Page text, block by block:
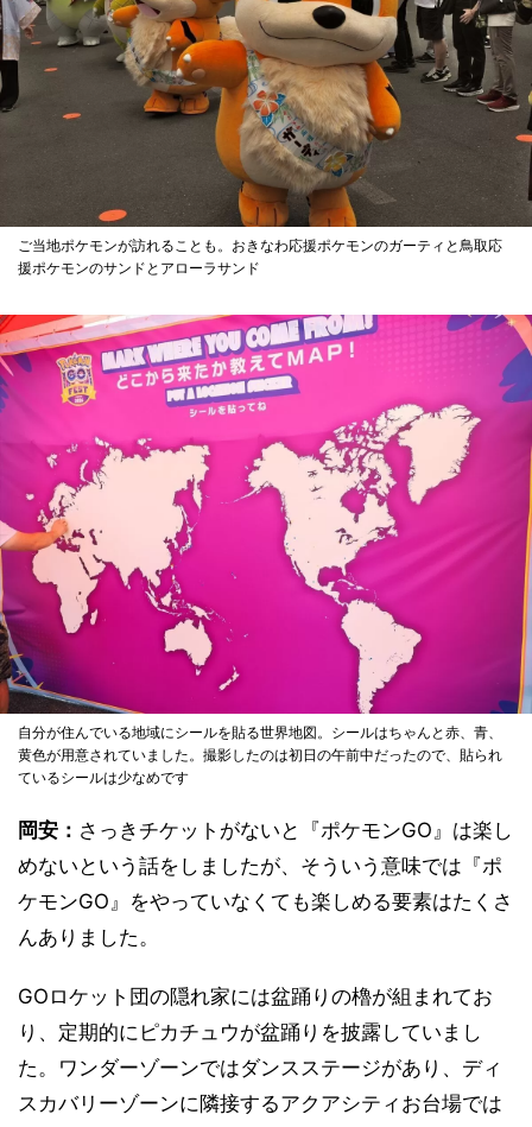
ご当地ポケモンが訪れることも。おきなわ応援ポケモンのガーティと鳥取応
援ポケモンのサンドとアローラサンド
自分が住んでいる地域にシールを貼る世界地図。シールはちゃんと赤、青、
黄色が用意されていました。撮影したのは初日の午前中だったので、貼られ
ているシールは少なめです
岡安： さっきチケットがないと『ポケモンGO』は楽し
めないという話をしましたが、そういう意味では『ポ
ケモンGO』をやっていなくても楽しめる要素はたくさ
んありました。
GOロケット団の隠れ家には盆踊りの櫓が組まれてお
り、定期的にピカチュウが盆踊りを披露していまし
た。ワンダーゾーンではダンスステージがあり、ディ
スカバリーゾーンに隣接するアクアシティお台場では